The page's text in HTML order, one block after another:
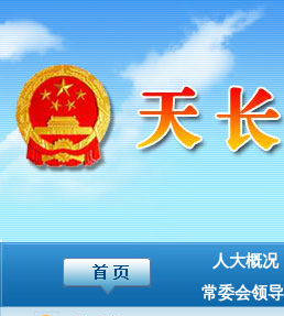
人大概况
常委会领导